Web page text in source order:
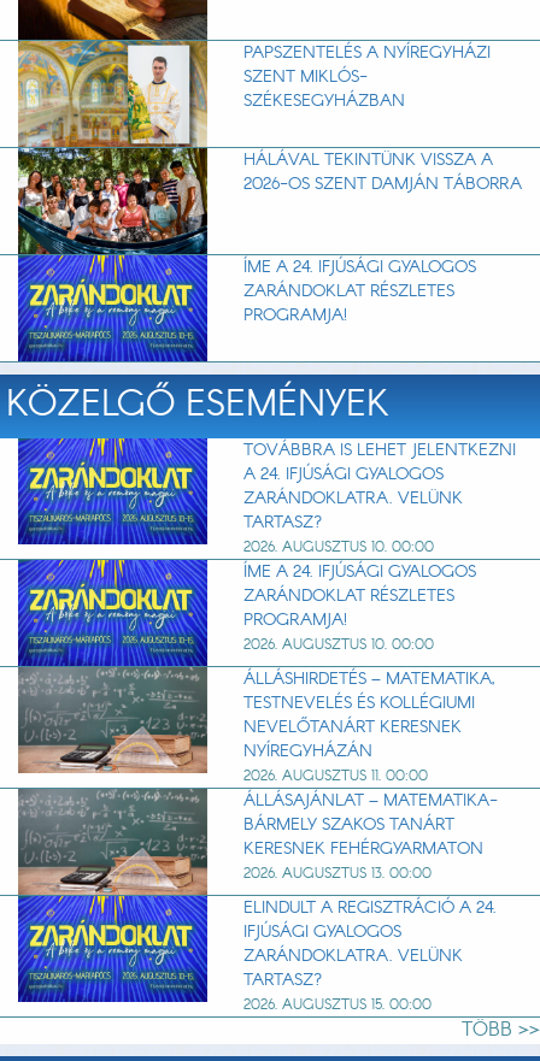
PAPSZENTELÉS A NYÍREGYHÁZI
SZENT MIKLÓS-
SZÉKESEGYHÁZBAN
HÁLÁVAL TEKINTÜNK VISSZA A
2026-OS SZENT DAMJÁN TÁBORRA
ÍME A 24. IFJÚSÁGI GYALOGOS
ZARÁNDOKLAT RÉSZLETES
PROGRAMJA!
KÖZELGŐ ESEMÉNYEK
TOVÁBBRA IS LEHET JELENTKEZNI
A 24. IFJÚSÁGI GYALOGOS
ZARÁNDOKLATRA. VELÜNK
TARTASZ?
2026. AUGUSZTUS 10. 00:00
ÍME A 24. IFJÚSÁGI GYALOGOS
ZARÁNDOKLAT RÉSZLETES
PROGRAMJA!
2026. AUGUSZTUS 10. 00:00
ÁLLÁSHIRDETÉS – MATEMATIKA,
TESTNEVELÉS ÉS KOLLÉGIUMI
NEVELŐTANÁRT KERESNEK
NYÍREGYHÁZÁN
2026. AUGUSZTUS 11. 00:00
ÁLLÁSAJÁNLAT – MATEMATIKA-
BÁRMELY SZAKOS TANÁRT
KERESNEK FEHÉRGYARMATON
2026. AUGUSZTUS 13. 00:00
ELINDULT A REGISZTRÁCIÓ A 24.
IFJÚSÁGI GYALOGOS
ZARÁNDOKLATRA. VELÜNK
TARTASZ?
2026. AUGUSZTUS 15. 00:00
TÖBB >>